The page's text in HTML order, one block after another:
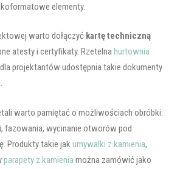
elementy.
warto dołączyć kartę techniczną
atesty i certyfikaty. Rzetelnahurtownia
dla projektantów udostępnia takie dokumenty
warto pamiętać o możliwościach obróbki:
fazowania, wycinanie otworów pod
Produkty takie jak umywalki z kamienia,
parapety z kamienia można zamówić jako